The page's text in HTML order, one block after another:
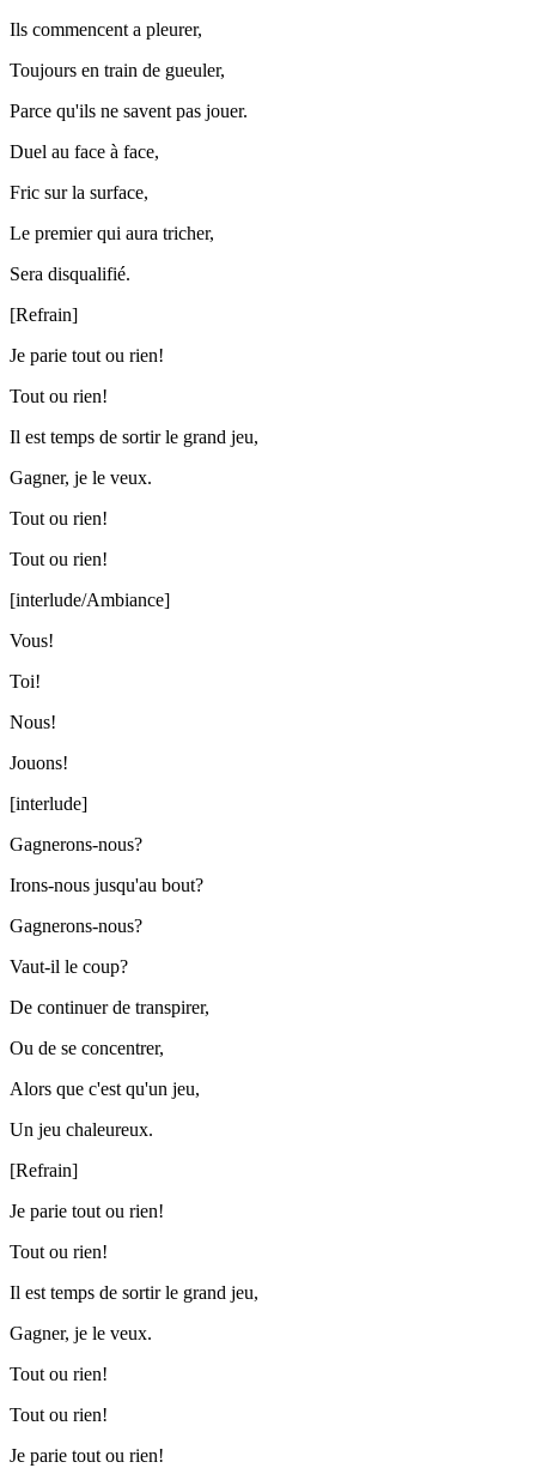
Ils commencent a pleurer,
Toujours en train de gueuler,
Parce qu'ils ne savent pas jouer.
Duel au face à face,
Fric sur la surface,
Le premier qui aura tricher,
Sera disqualifié.
[Refrain]
Je parie tout ou rien!
Tout ou rien!
Il est temps de sortir le grand jeu,
Gagner, je le veux.
Tout ou rien!
Tout ou rien!
[interlude/Ambiance]
Vous!
Toi!
Nous!
Jouons!
[interlude]
Gagnerons-nous?
Irons-nous jusqu'au bout?
Gagnerons-nous?
Vaut-il le coup?
De continuer de transpirer,
Ou de se concentrer,
Alors que c'est qu'un jeu,
Un jeu chaleureux.
[Refrain]
Je parie tout ou rien!
Tout ou rien!
Il est temps de sortir le grand jeu,
Gagner, je le veux.
Tout ou rien!
Tout ou rien!
Je parie tout ou rien!